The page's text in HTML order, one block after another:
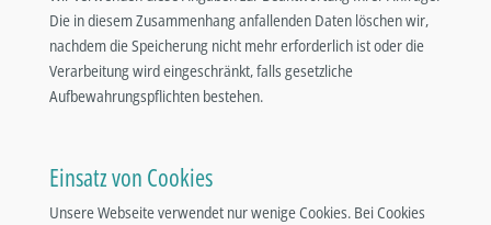
Die in diesem Zusammenhang anfallenden Daten löschen wir,
nachdem die Speicherung nicht mehr erforderlich ist oder die
Verarbeitung wird eingeschränkt, falls gesetzliche
Aufbewahrungspflichten bestehen.
Einsatz von Cookies
Unsere Webseite verwendet nur wenige Cookies. Bei Cookies